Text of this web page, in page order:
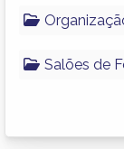
Salões de